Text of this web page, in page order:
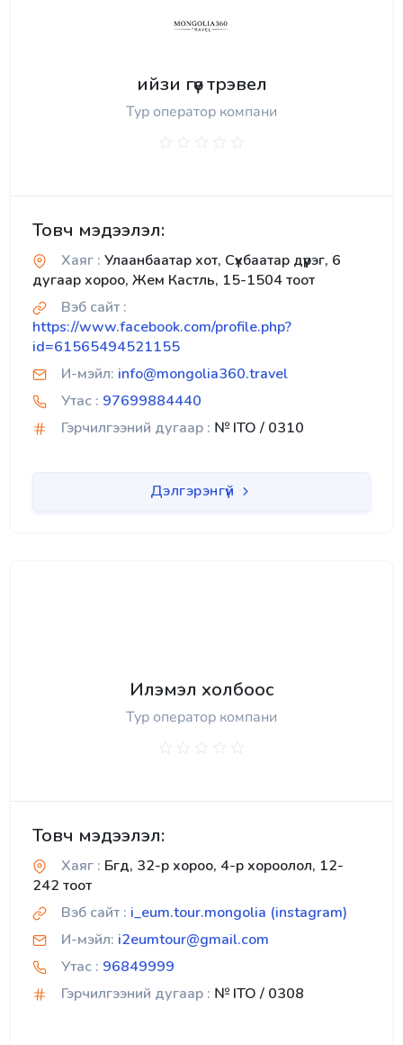
ийзи гөү трэвел
Тур оператор компани
Товч мэдээлэл:
Хаяг : Улаанбаатар хот, Сүхбаатар дүүрэг, 6
дугаар хороо, Жем Кастль, 15-1504 тоот
Вэб сайт :
https://www.facebook.com/profile.php?
id=61565494521155
И-мэйл: info@mongolia360.travel
Утас : 97699884440
Гэрчилгээний дугаар : № ITO / 0310
Дэлгэрэнгүй
Илэмэл холбоос
Тур оператор компани
Товч мэдээлэл:
Хаяг : Бгд, 32-р хороо, 4-р хороолол, 12-
242 тоот
Вэб сайт : i_eum.tour.mongolia (instagram)
И-мэйл: i2eumtour@gmail.com
Утас : 96849999
Гэрчилгээний дугаар : № ITO / 0308